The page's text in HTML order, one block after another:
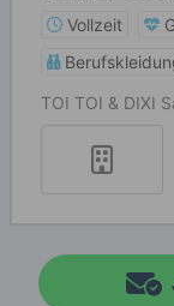
Vollzeit
TOI TOI & DIXI